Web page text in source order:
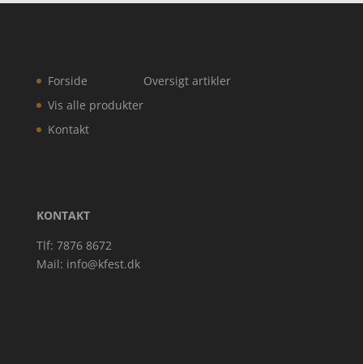
Forside
Vis alle produkter
Kontakt
Oversigt artikler
KONTAKT
Tlf: 7876 8672
Mail: info@kfest.dk